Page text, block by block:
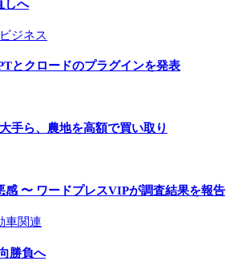
しへ
ジネス
とクロードのプラグインを発表
手ら、農地を高額で買い取り
〜 ワードプレスVIPが調査結果を報告
車関連
勝負へ